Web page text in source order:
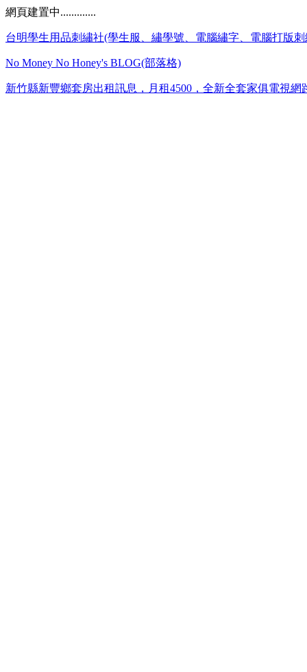
網頁建置中.............
台明學生用品刺繡社(學生服、繡學號、電腦繡字、電腦打版
No Money No Honey's BLOG(部落格)
新竹縣新豐鄉套房出租訊息，月租4500，全新全套家俱電視網